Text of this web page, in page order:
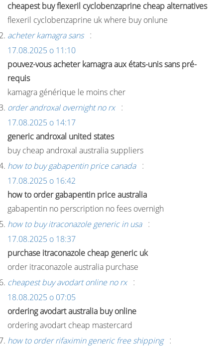
cheapest buy flexeril cyclobenzaprine cheap alternatives
flexeril cyclobenzaprine uk where buy onlune
acheter kamagra sans :
17.08.2025 о 11:10
pouvez-vous acheter kamagra aux états-unis sans pré-
requis
kamagra générique le moins cher
order androxal overnight no rx :
17.08.2025 о 14:17
generic androxal united states
buy cheap androxal australia suppliers
how to buy gabapentin price canada :
17.08.2025 о 16:42
how to order gabapentin price australia
gabapentin no perscription no fees overnigh
how to buy itraconazole generic in usa :
17.08.2025 о 18:37
purchase itraconazole cheap generic uk
order itraconazole australia purchase
cheapest buy avodart online no rx :
18.08.2025 о 07:05
ordering avodart australia buy online
ordering avodart cheap mastercard
how to order rifaximin generic free shipping :